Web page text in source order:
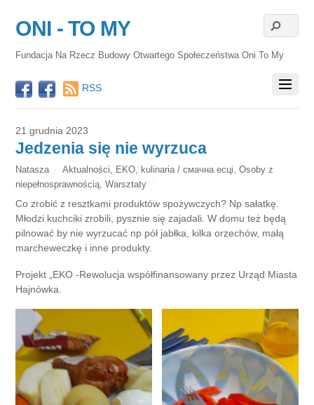
ONI - TO MY
Fundacja Na Rzecz Budowy Otwartego Społeczeństwa Oni To My
RSS
21 grudnia 2023
Jedzenia się nie wyrzuca
Natasza Aktualności EKO kulinaria / смачна есці Osoby z
niepełnosprawnością ,Warsztaty
Co zrobić z resztkami produktów spożywczych? Np sałatkę.
Młodzi kuchciki zrobili, pysznie się zajadali. W domu też będą
pilnować by nie wyrzucać np pół jabłka, kilka orzechów, małą
marcheweczkę i inne produkty.
Projekt „EKO -Rewolucja współfinansowany przez Urząd Miasta
Hajnówka.